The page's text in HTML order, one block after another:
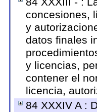
concesiones,
y
datos finales
y licencias,
contener el
licencia,
84 XXXIV A :